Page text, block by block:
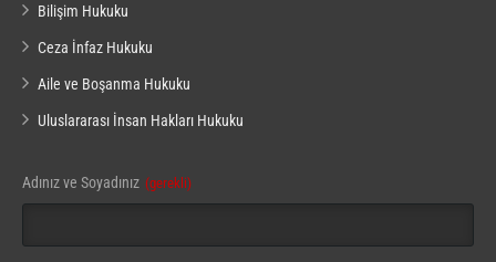
Bilişim Hukuku
Ceza İnfaz Hukuku
Aile ve Boşanma Hukuku
Uluslararası İnsan Hakları Hukuku
Adınız ve Soyadınız (gerekli)